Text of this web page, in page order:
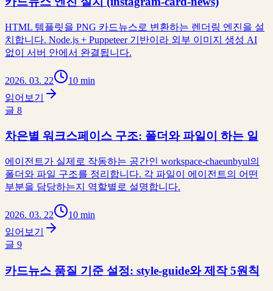
HTML 템플릿을 PNG 카드뉴스로 변환하는 렌더링 엔진을 설
치합니다. Node.js + Puppeteer 기반이라 외부 이미지 생성 AI
없이 서버 안에서 완결됩니다.
2026. 03. 22
10 min
읽어보기
글 8
차은별 워크스페이스 구조: 폴더와 파일이 하는 일
에이전트가 실제로 작동하는 공간인 workspace-chaeunbyul의
폴더와 파일 구조를 정리합니다. 각 파일이 에이전트의 어떤
부분을 담당하는지 역할별로 설명합니다.
2026. 03. 22
10 min
읽어보기
글 9
카드뉴스 품질 기준 설정: style-guide와 제작 5원칙